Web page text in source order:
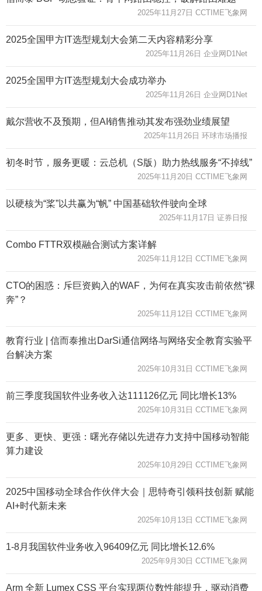
2025年11月27日 CCTIME飞象网
2025全国甲方IT选型规划大会第二天内容精彩分享
2025年11月26日 企业网D1Net
2025全国甲方IT选型规划大会成功举办
2025年11月26日 企业网D1Net
戴尔营收不及预期，但AI销售推动其发布强劲业绩展望
2025年11月26日 环球市场播报
初冬时节，服务更暖：云总机（S版）助力热线服务“不掉线”
2025年11月20日 CCTIME飞象网
以硬核为“桨”以共赢为“帆” 中国基础软件驶向全球
2025年11月17日 证券日报
Combo FTTR双模融合测试方案详解
2025年11月12日 CCTIME飞象网
CTO的困惑：斥巨资购入的WAF，为何在真实攻击前依然“裸
奔”？
2025年11月12日 CCTIME飞象网
教育行业 | 信而泰推出DarSi通信网络与网络安全教育实验平
台解决方案
2025年10月31日 CCTIME飞象网
前三季度我国软件业务收入达111126亿元 同比增长13%
2025年10月31日 CCTIME飞象网
更多、更快、更强：曙光存储以先进存力支持中国移动智能
算力建设
2025年10月29日 CCTIME飞象网
2025中国移动全球合作伙伴大会｜思特奇引领科技创新 赋能
AI+时代新未来
2025年10月13日 CCTIME飞象网
1-8月我国软件业务收入96409亿元 同比增长12.6%
2025年9月30日 CCTIME飞象网
Arm 全新 Lumex CSS 平台实现两位数性能提升，驱动消费